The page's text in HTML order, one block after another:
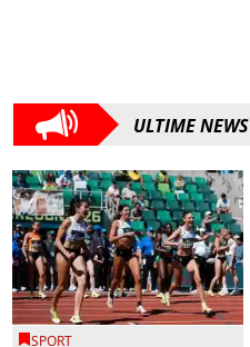
ULTIME NEWS
SPORT